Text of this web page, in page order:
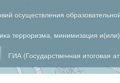
осуществления
терроризма, минимизация
ГИА (Государственная итоговая